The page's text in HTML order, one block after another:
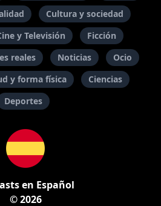
Cultura y sociedad
y Televisión
Ficción
reales Noticias
Ocio
y forma física
Ciencias
Deportes
en Español
© 2026